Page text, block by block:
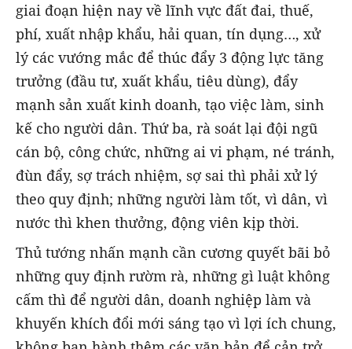
giai đoạn hiện nay về lĩnh vực đất đai, thuế,
phí, xuất nhập khẩu, hải quan, tín dụng…, xử
lý các vướng mắc để thúc đẩy 3 động lực tăng
trưởng (đầu tư, xuất khẩu, tiêu dùng), đẩy
mạnh sản xuất kinh doanh, tạo việc làm, sinh
kế cho người dân. Thứ ba, rà soát lại đội ngũ
cán bộ, công chức, những ai vi phạm, né tránh,
đùn đẩy, sợ trách nhiệm, sợ sai thì phải xử lý
theo quy định; những người làm tốt, vì dân, vì
nước thì khen thưởng, động viên kịp thời.
Thủ tướng nhấn mạnh cần cương quyết bãi bỏ
những quy định rườm rà, những gì luật không
cấm thì để người dân, doanh nghiệp làm và
khuyến khích đổi mới sáng tạo vì lợi ích chung,